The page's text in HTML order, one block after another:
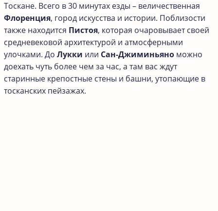
Тоскане. Всего в 30 минутах езды – величественная
Флоренция, город искусства и истории. Поблизости
также находится Пистоя, которая очаровывает своей
средневековой архитектурой и атмосферными
улочками. До Лукки или Сан-Джиминьяно можно
доехать чуть более чем за час, а там вас ждут
старинные крепостные стены и башни, утопающие в
тосканских пейзажах.